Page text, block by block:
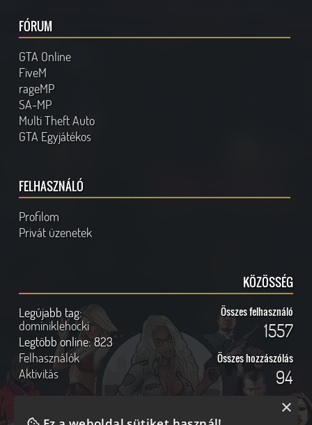
FÓRUM
GTA Online
FiveM
rageMP
SA-MP
Multi Theft Auto
GTA Egyjátékos
FELHASZNÁLÓ
Profilom
Privát üzenetek
KÖZÖSSÉG
Legújabb tag:
dominiklehocki
Legtöbb online:823
Felhasználók
Aktivitás
Összes felhasználó
1557
Összes hozzászólás
94
×